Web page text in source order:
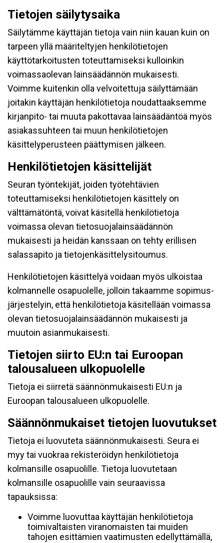
Tietojen säilytysaika
Säilytämme käyttäjän tietoja vain niin kauan kuin on
tarpeen yllä määriteltyjen henkilötietojen
käyttötarkoitusten toteuttamiseksi kulloinkin
voimassaolevan lainsäädännön mukaisesti.
Voimme kuitenkin olla velvoitettuja säilyttämään
joitakin käyttäjän henkilötietoja noudattaaksemme
kirjanpito- tai muuta pakottavaa lainsäädäntöä myös
asiakassuhteen tai muun henkilötietojen
käsittelyperusteen päättymisen jälkeen.
Henkilötietojen käsittelijät
Seuran työntekijät, joiden työtehtävien
toteuttamiseksi henkilötietojen käsittely on
välttämätöntä, voivat käsitellä henkilötietoja
voimassa olevan tietosuojalainsäädännön
mukaisesti ja heidän kanssaan on tehty erillisen
salassapito ja tietojenkäsittelysitoumus.
Henkilötietojen käsittelyä voidaan myös ulkoistaa
kolmannelle osapuolelle, jolloin takaamme sopimus-
järjestelyin, että henkilötietoja käsitellään voimassa
olevan tietosuojalainsäädännön mukaisesti ja
muutoin asianmukaisesti.
Tietojen siirto EU:n tai Euroopan
talousalueen ulkopuolelle
Tietoja ei siirretä säännönmukaisesti EU:n ja
Euroopan talousalueen ulkopuolelle.
Säännönmukaiset tietojen luovutukset
Tietoja ei luovuteta säännönmukaisesti. Seura ei
myy tai vuokraa rekisteröidyn henkilötietoja
kolmansille osapuolille. Tietoja luovutetaan
kolmansille osapuolille vain seuraavissa
tapauksissa:
Voimme luovuttaa käyttäjän henkilötietoja
toimivaltaisten viranomaisten tai muiden
tahojen esittämien vaatimusten edellyttämällä,